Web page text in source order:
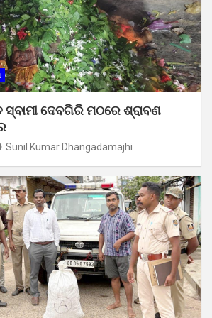
ଦେବଗିରି ମଠରେ ଶ୍ରାବଣ
Sunil Kumar Dhangadamajhi